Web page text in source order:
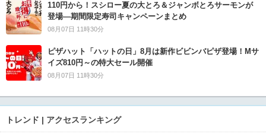
110円から！スシロー夏の大とろ＆ジャンボとろサーモンが
登場―期間限定寿司キャンペーンまとめ
08月07日 11時30分
ピザハット「ハットの日」8月は新作ビビンバピザ登場！Mサ
イズ810円～の特大セール開催
08月07日 11時30分
トレンド | アクセスランキング